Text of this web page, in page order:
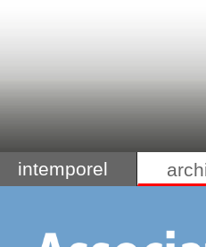
intemporel